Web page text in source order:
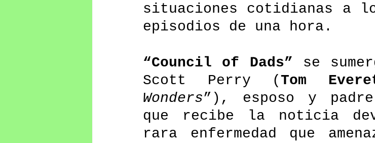
situaciones cotidianas a
episodios de una hora.
“Council of Dads” se
Scott Perry (Tom
Wonders”), esposo y
que recibe la noticia
rara enfermedad que